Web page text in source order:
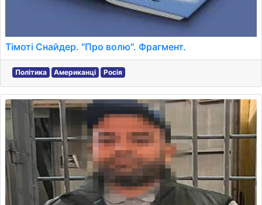
Тімоті Снайдер. "Про волю". Фрагмент.
Політика Американці Росія